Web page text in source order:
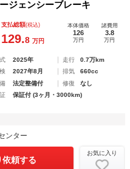
ェンシーブレーキ
支払総額(税込)
129.8 万円
本体価格
126
万円
諸費用
3.8
万円
2025年 走行
0.7万km
2027年8月 排気
660cc
法定整備付 修復
なし
保証付 (3ヶ月・3000km)
ンター
頼する
お気に入り